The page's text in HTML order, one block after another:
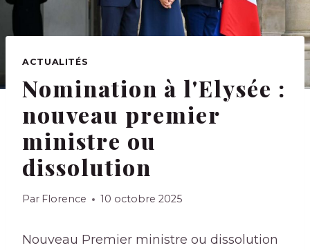
ACTUALITÉS
Nomination à l'Elysée :
nouveau premier
ministre ou
dissolution
Par Florence 10 octobre 2025
Nouveau Premier ministre ou dissolution